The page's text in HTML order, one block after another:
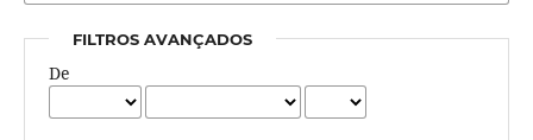
FILTROS AVANÇADOS
De